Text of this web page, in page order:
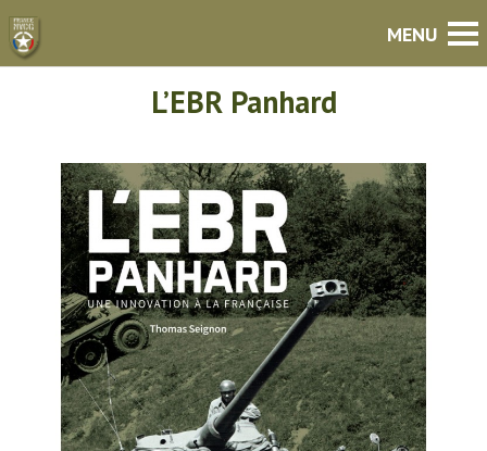
L’EBR Panhard